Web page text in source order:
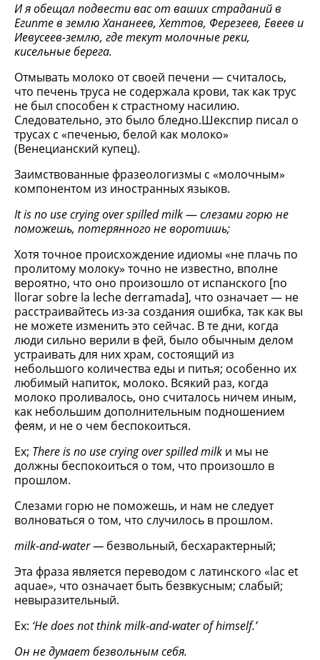
И я обещал подвести вас от ваших страданий в
Египте в землю Хананеев, Хеттов, Ферезеев, Евеев и
Иевусеев-землю, где текут молочные реки,
кисельные берега.
Отмывать молоко от своей печени — считалось,
что печень труса не содержала крови, так как трус
не был способен к страстному насилию.
Следовательно, это было бледно.Шекспир писал о
трусах с «печенью, белой как молоко»
(Венецианский купец).
Заимствованные фразеологизмы с «молочным»
компонентом из иностранных языков.
It is no use crying over spilled milk—слезами горю не
поможешь, потерянного не воротишь;
Хотя точное происхождение идиомы «не плачь по
пролитому молоку» точно не известно, вполне
вероятно, что оно произошло от испанского [no
llorar sobre la leche derramada], что означает — не
расстраивайтесь из-за создания ошибка, так как вы
не можете изменить это сейчас. В те дни, когда
люди сильно верили в фей, было обычным делом
устраивать для них храм, состоящий из
небольшого количества еды и питья; особенно их
любимый напиток, молоко. Всякий раз, когда
молоко проливалось, оно считалось ничем иным,
как небольшим дополнительным подношением
феям, и не о чем беспокоиться.
Ex; There is no use crying over spilled milk и мы не
должны беспокоиться о том, что произошло в
прошлом.
Слезами горю не поможешь, и нам не следует
волноваться о том, что случилось в прошлом.
milk-and-water — безвольный, бесхарактерный;
Эта фраза является переводом с латинского «lac et
aquae», что означает быть безвкусным; слабый;
невыразительный.
Ex: ‘He does not think milk-and-water of himself.’
Он не думает безвольным себя.